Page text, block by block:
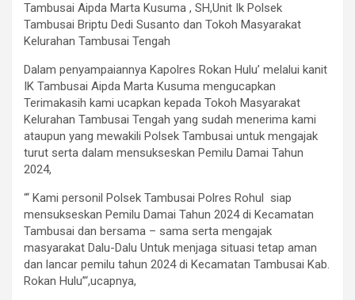
Tambusai Aipda Marta Kusuma , SH,Unit Ik Polsek
Tambusai Briptu Dedi Susanto dan Tokoh Masyarakat
Kelurahan Tambusai Tengah
Dalam penyampaiannya Kapolres Rokan Hulu’ melalui kanit
IK Tambusai Aipda Marta Kusuma mengucapkan
Terimakasih kami ucapkan kepada Tokoh Masyarakat
Kelurahan Tambusai Tengah yang sudah menerima kami
ataupun yang mewakili Polsek Tambusai untuk mengajak
turut serta dalam mensukseskan Pemilu Damai Tahun
2024,
“‘ Kami personil Polsek Tambusai Polres Rohul siap
mensukseskan Pemilu Damai Tahun 2024 di Kecamatan
Tambusai dan bersama – sama serta mengajak
masyarakat Dalu-Dalu Untuk menjaga situasi tetap aman
dan lancar pemilu tahun 2024 di Kecamatan Tambusai Kab.
Rokan Hulu”‘,ucapnya,